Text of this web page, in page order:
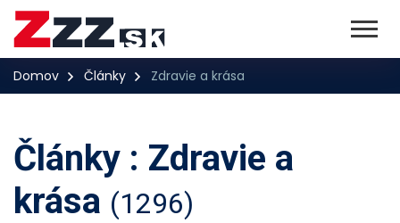
Domov Články Zdravie a krása
Články : Zdravie a
krása (1296)